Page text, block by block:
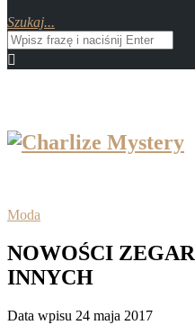
Szukaj...
Moda
NOWOŚCI
INNYCH
Data wpisu 24 maja 2017